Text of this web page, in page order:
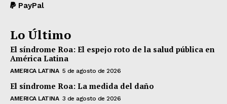
PayPal
Lo Último
El síndrome Roa: El espejo roto de la salud pública en
América Latina
AMERICA LATINA 5 de agosto de 2026
El síndrome Roa: La medida del daño
AMERICA LATINA 3 de agosto de 2026